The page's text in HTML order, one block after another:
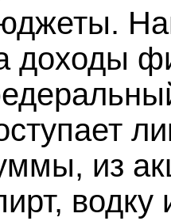
доходы
из